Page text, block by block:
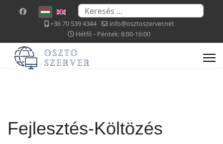
Válasszon nyelvet
Keresés...
+36 70 539 4344
info@osztoszerver.net
Hétfő - Péntek: 8:00-16:00
Fejlesztés-Költözés